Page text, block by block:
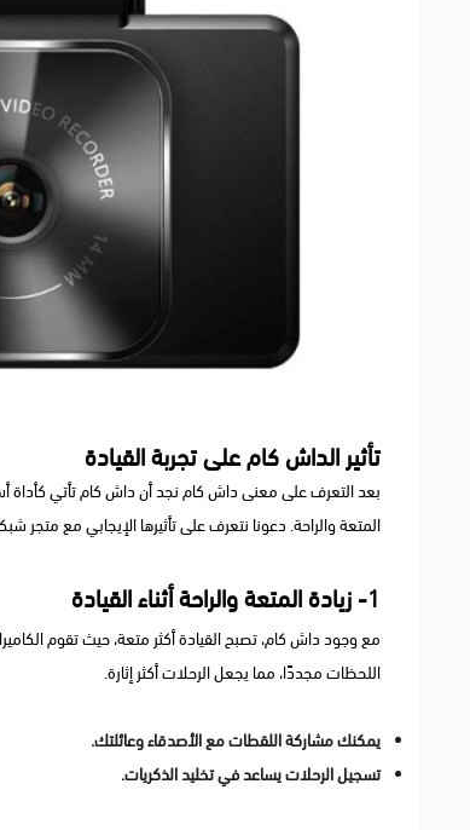
تأثير الداش كام على تجربة القيادة
بعد التعرف على معنى داش كام نجد أن داش كام تأتي كأداة
المتعة والراحة. دعونا نتعرف على تأثيرها الإيجابي مع متجر
1- زيادة المتعة والراحة أثناء القيادة
مع وجود داش كام، تصبح القيادة أكثر متعة، حيث تقوم
اللحظات مجددًا، مما يجعل الرحلات أكثر إثارة.
يمكنك مشاركة اللقطات مع الأصدقاء وعائلتك.
تسجيل الرحلات يساعد في تخليد الذكريات.